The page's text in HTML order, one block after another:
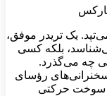
یک تریدر موفق،
بلکه کسی
چه می‌گذرد.
سخنرانی‌های رؤسای
سوخت حرکتی